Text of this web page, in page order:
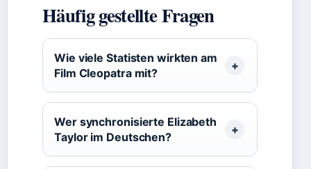
Häufig gestellte Fragen
Wie viele Statisten wirkten am
Film Cleopatra mit?
Wer synchronisierte Elizabeth
Taylor im Deutschen?